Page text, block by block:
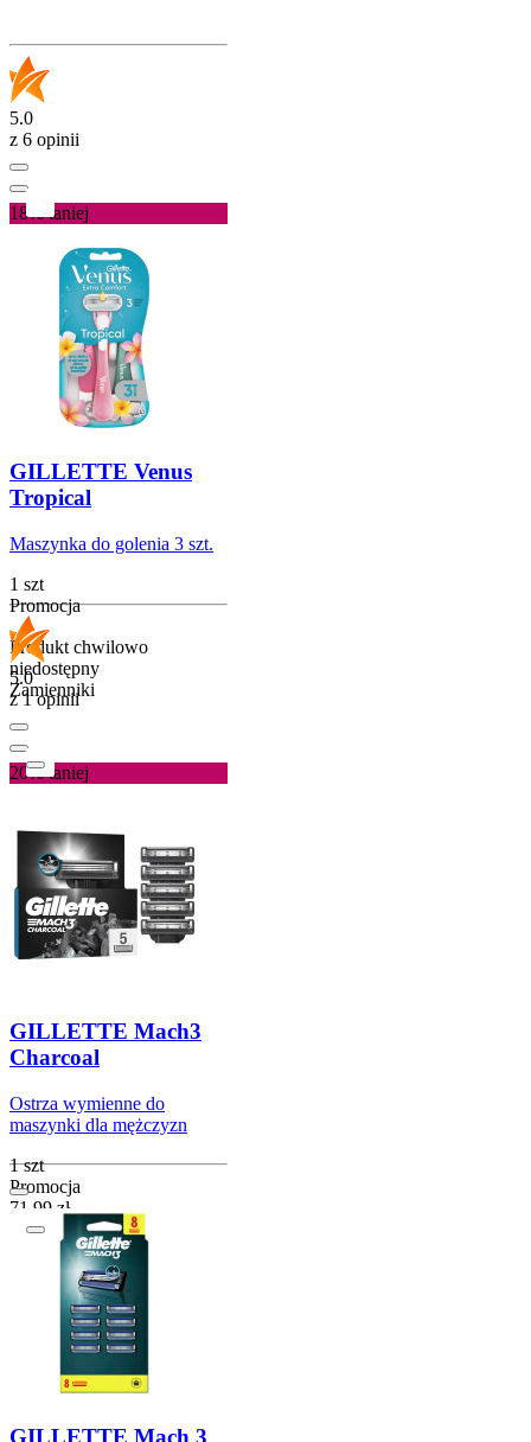
5.0
z 6 opinii
18%taniej
GILLETTE Venus
Tropical
Maszynka do golenia 3 szt.
1 szt
Promocja
Produkt chwilowo
niedostępny
Zamienniki
5.0
z 1 opinii
20%taniej
GILLETTE Mach3
Charcoal
Ostrza wymienne do
maszynki dla mężczyzn
1 szt
Promocja
Cena promocyjna
71,99 zł
89,99
zł
najniższa cena od
wprowadzenia towaru
Do koszyka